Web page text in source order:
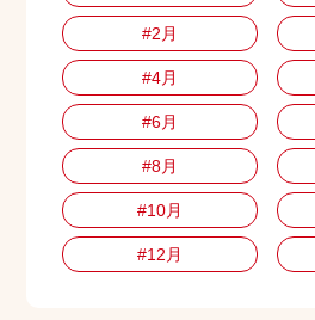
#2月
#4月
#6月
#8月
#10月
#12月